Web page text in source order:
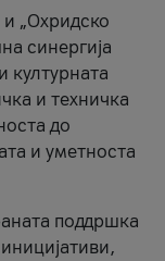
„Охридско
синергија
културната
и техничка
до
и уметноста
поддршка